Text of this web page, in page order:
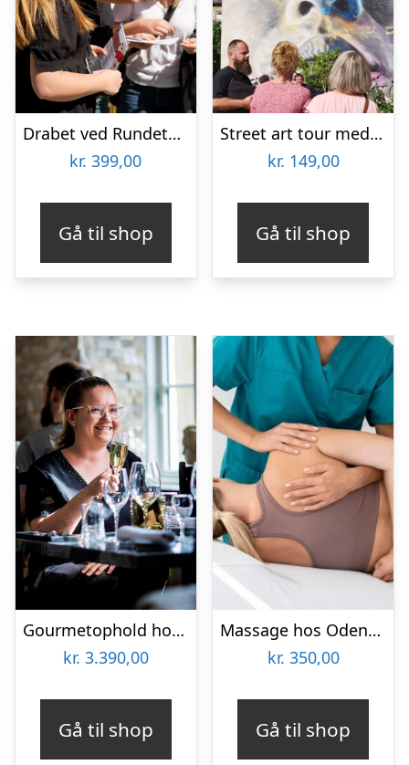
Drabet ved Rundetårn med Solve a Mystery
kr. 399,00
Gå til shop
Street art tour med Aalborg Tours
kr. 149,00
Gå til shop
Gourmetophold hos Fladbro Kro
kr. 3.390,00
Gå til shop
Massage hos Odense Skønhedsklinik
kr. 350,00
Gå til shop